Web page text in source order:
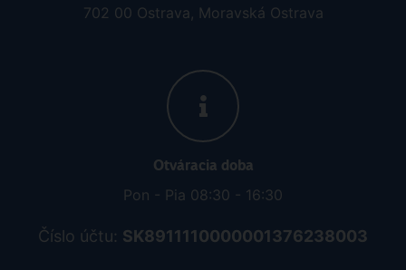
702 00 Ostrava, Moravská Ostrava
Otváracia doba
Pon - Pia 08:30 - 16:30
Číslo účtu: SK8911110000001376238003